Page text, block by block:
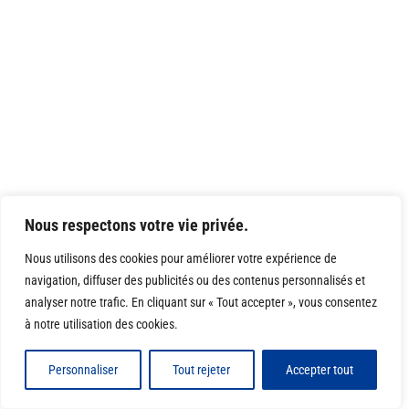
Nous respectons votre vie privée.
Nous utilisons des cookies pour améliorer votre expérience de
navigation, diffuser des publicités ou des contenus personnalisés et
analyser notre trafic. En cliquant sur « Tout accepter », vous consentez
à notre utilisation des cookies.
Personnaliser Tout rejeter Accepter tout